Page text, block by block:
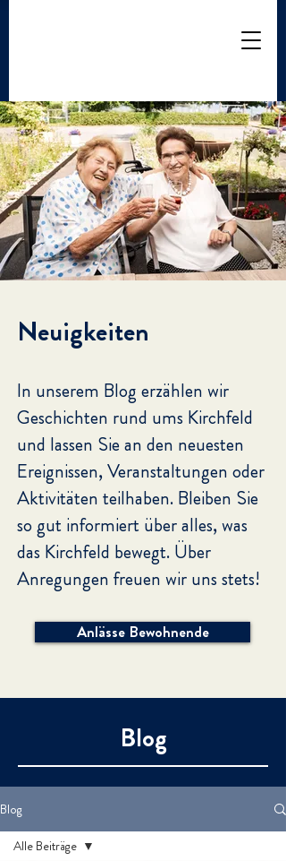
Neuigkeiten
In unserem Blog erzählen wir
Geschichten rund ums Kirchfeld
und lassen Sie an den neuesten
Ereignissen, Veranstaltungen oder
Aktivitäten teilhaben. Bleiben Sie
so gut informiert über alles, was
das Kirchfeld bewegt. Über
Anregungen freuen wir uns stets!
Anlässe Bewohnende
Blog
Blog
Alle Beiträge